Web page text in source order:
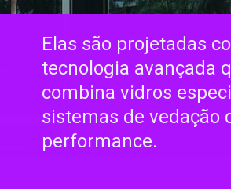
Elas são projetadas
tecnologia avançada
combina vidros
sistemas de vedação
performance.